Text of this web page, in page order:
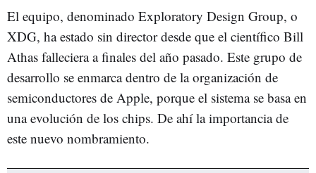
El equipo, denominado Exploratory Design Group, o
XDG, ha estado sin director desde que el científico Bill
Athas falleciera a finales del año pasado. Este grupo de
desarrollo se enmarca dentro de la organización de
semiconductores de Apple, porque el sistema se basa en
una evolución de los chips. De ahí la importancia de
este nuevo nombramiento.